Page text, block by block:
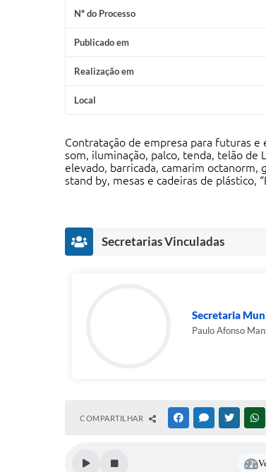
Nº do Processo
Publicado em
Realização em
Local
Contratação de empresa para futuras e
som, iluminação, palco, tenda, telão de
elevado, barricada, camarim
stand by, mesas e cadeiras de plástico,
Secretarias Vinculadas
Secretaria
Paulo Afonso
COMPARTILHAR FACEBOOKMESSENGER
TWITTER